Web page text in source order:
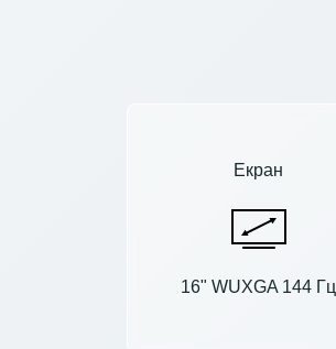
Екран
16" WUXGA 144 Гц